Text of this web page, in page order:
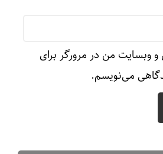
و وبسایت من در مرورگر برای
می‌نویسم.